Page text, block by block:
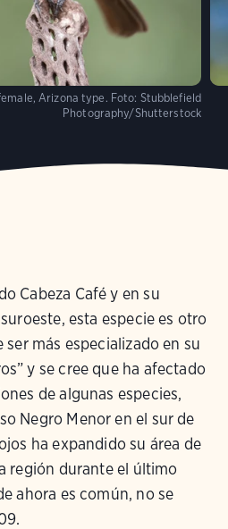
Arizona type. Foto: Stubblefield
Photography/Shutterstock
Cabeza Café y en su
esta especie es otro
ser más especializado en su
y se cree que ha afectado
de algunas especies,
Negro Menor en el sur de
ha expandido su área de
región durante el último
ahora es común, no se